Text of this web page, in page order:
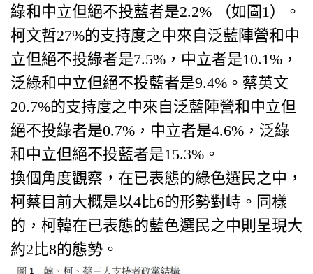
綠和中立但絕不投藍者是2.2% （如圖1）。
柯文哲27%的支持度之中來自泛藍陣營和中
立但絕不投綠者是7.5%，中立者是10.1%，
泛綠和中立但絕不投藍者是9.4%。蔡英文
20.7%的支持度之中來自泛藍陣營和中立但
絕不投綠者是0.7%，中立者是4.6%，泛綠
和中立但絕不投藍者是15.3%。
換個角度觀察，在已表態的綠色選民之中，
柯蔡目前大概是以4比6的形勢對峙。同樣
的，柯韓在已表態的藍色選民之中則呈現大
約2比8的態勢。